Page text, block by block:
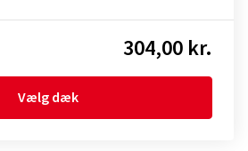
304,00 kr.
Vælg dæk